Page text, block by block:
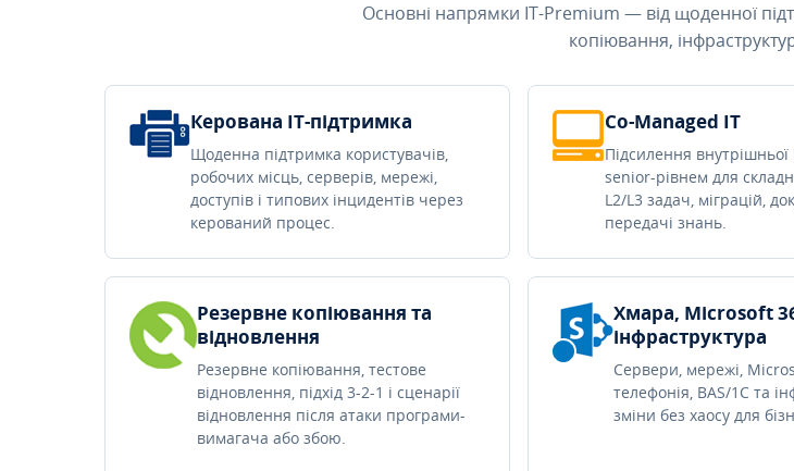
Основні напрямки IT-Premium — від щоденної
копіювання,
Керована IT-підтримка
Щоденна підтримка користувачів,
робочих місць, серверів, мережі,
доступів і типових інцидентів через
керований процес.
Co-Managed IT
Підсилення
senior-рівнем для
L2/L3 задач, міграцій,
передачі знань.
Резервне копіювання та
відновлення
Резервне копіювання, тестове
відновлення, підхід 3-2-1 і сценарії
відновлення після атаки програми-
вимагача або збою.
Хмара, Microsoft
інфраструктура
Сервери, мережі,
телефонія, BAS/1C та
зміни без хаосу для